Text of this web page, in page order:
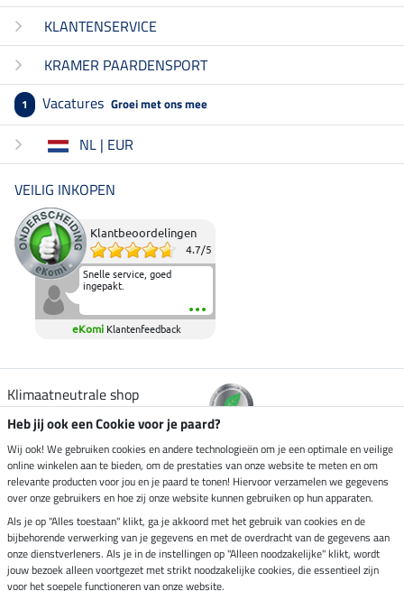
KLANTENSERVICE
KRAMER PAARDENSPORT
1 Vacatures Groei met ons mee
NL | EUR
VEILIG INKOPEN
Klantbeoordelingen
4.7/5
Snelle service, goed
ingepakt.
eKomi Klantenfeedback
Klimaatneutrale shop
Verzending per
Veilig betalen met
Heb jij ook een Cookie voor je paard?
Wij ook! We gebruiken cookies en andere technologieën om je een optimale en veilige
online winkelen aan te bieden, om de prestaties van onze website te meten en om
relevante producten voor jou en je paard te tonen! Hiervoor verzamelen we gegevens
over onze gebruikers en hoe zij onze website kunnen gebruiken op hun apparaten.
Als je op "Alles toestaan" klikt, ga je akkoord met het gebruik van cookies en de
bijbehorende verwerking van je gegevens en met de overdracht van de gegevens aan
onze dienstverleners. Als je in de instellingen op "Alleen noodzakelijke" klikt, wordt
jouw bezoek alleen voortgezet met strikt noodzakelijke cookies, die essentieel zijn
voor het soepele functioneren van onze website.